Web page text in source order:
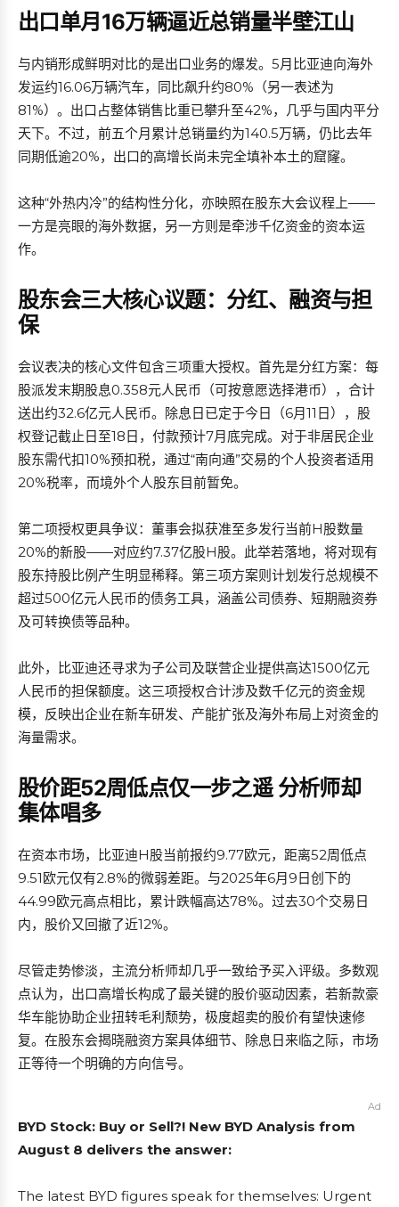
出口单月16万辆逼近总销量半壁江山
与内销形成鲜明对比的是出口业务的爆发。5月比亚迪向海外
发运约16.06万辆汽车，同比飙升约80%（另一表述为
81%）。出口占整体销售比重已攀升至42%，几乎与国内平分
天下。不过，前五个月累计总销量约为140.5万辆，仍比去年
同期低逾20%，出口的高增长尚未完全填补本土的窟窿。
这种“外热内冷”的结构性分化，亦映照在股东大会议程上——
一方是亮眼的海外数据，另一方则是牵涉千亿资金的资本运
作。
股东会三大核心议题：分红、融资与担
保
会议表决的核心文件包含三项重大授权。首先是分红方案：每
股派发末期股息0.358元人民币（可按意愿选择港币），合计
送出约32.6亿元人民币。除息日已定于今日（6月11日），股
权登记截止日至18日，付款预计7月底完成。对于非居民企业
股东需代扣10%预扣税，通过“南向通”交易的个人投资者适用
20%税率，而境外个人股东目前暂免。
第二项授权更具争议：董事会拟获准至多发行当前H股数量
20%的新股——对应约7.37亿股H股。此举若落地，将对现有
股东持股比例产生明显稀释。第三项方案则计划发行总规模不
超过500亿元人民币的债务工具，涵盖公司债券、短期融资券
及可转换债等品种。
此外，比亚迪还寻求为子公司及联营企业提供高达1500亿元
人民币的担保额度。这三项授权合计涉及数千亿元的资金规
模，反映出企业在新车研发、产能扩张及海外布局上对资金的
海量需求。
股价距52周低点仅一步之遥 分析师却
集体唱多
在资本市场，比亚迪H股当前报约9.77欧元，距离52周低点
9.51欧元仅有2.8%的微弱差距。与2025年6月9日创下的
44.99欧元高点相比，累计跌幅高达78%。过去30个交易日
内，股价又回撤了近12%。
尽管走势惨淡，主流分析师却几乎一致给予买入评级。多数观
点认为，出口高增长构成了最关键的股价驱动因素，若新款豪
华车能协助企业扭转毛利颓势，极度超卖的股价有望快速修
复。在股东会揭晓融资方案具体细节、除息日来临之际，市场
正等待一个明确的方向信号。
Ad
BYD Stock: Buy or Sell?! New BYD Analysis from
August 8 delivers the answer:
The latest BYD figures speak for themselves: Urgent